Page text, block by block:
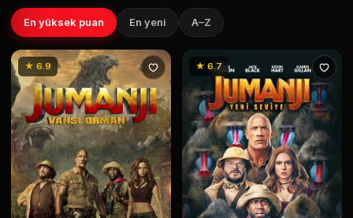
En yüksek puan En yeni A–Z
★ 6.9 ★ 6.7